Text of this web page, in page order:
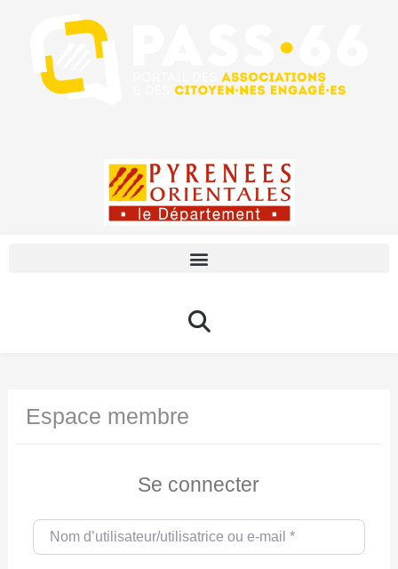
Espace membre
Se connecter
Nom d’utilisateur/utilisatrice ou e-mail